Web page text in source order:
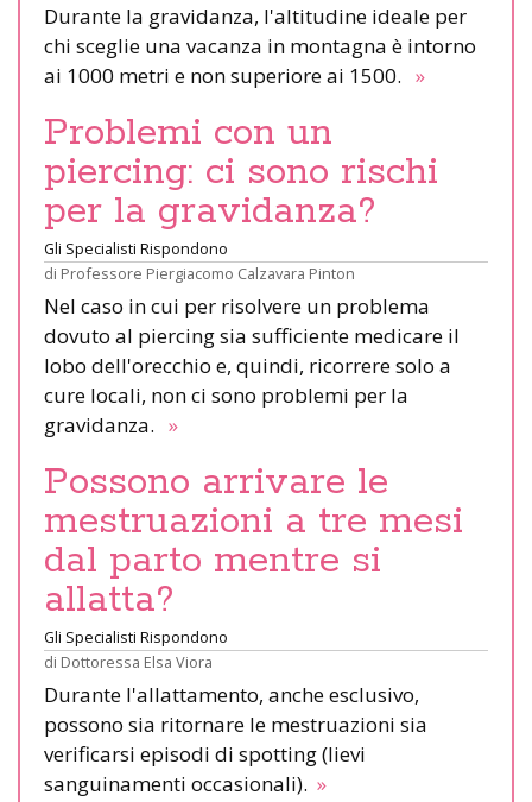
Durante la gravidanza, l'altitudine ideale per
chi sceglie una vacanza in montagna è intorno
ai 1000 metri e non superiore ai 1500. »
Problemi con un
piercing: ci sono rischi
per la gravidanza?
Gli Specialisti Rispondono
di Professore Piergiacomo Calzavara Pinton
Nel caso in cui per risolvere un problema
dovuto al piercing sia sufficiente medicare il
lobo dell'orecchio e, quindi, ricorrere solo a
cure locali, non ci sono problemi per la
gravidanza. »
Possono arrivare le
mestruazioni a tre mesi
dal parto mentre si
allatta?
Gli Specialisti Rispondono
di Dottoressa Elsa Viora
Durante l'allattamento, anche esclusivo,
possono sia ritornare le mestruazioni sia
verificarsi episodi di spotting (lievi
sanguinamenti occasionali). »